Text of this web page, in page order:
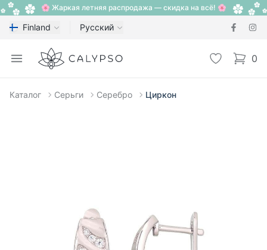
🌸 Жаркая летняя распродажа — скидка на всё! 🌸
Finland Русский
Open menu
Calypso Избранное
0
items
Каталог Серьги Серебро Циркон